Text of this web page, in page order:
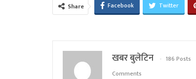
Share Facebook Twitter
खबर बुलेटिन 186 Posts
Comments